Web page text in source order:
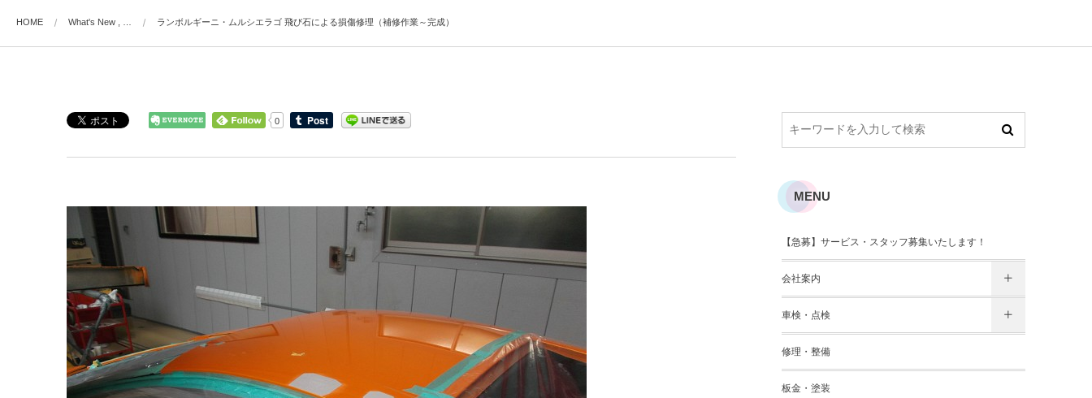
HOME What's New , … ランボルギーニ・ムルシエラゴ 飛び石による損傷修理（補修作業～完成）
0
MENU
【急募】サービス・スタッフ募集いたします！
会社案内
車検・点検
修理・整備
板金・塗装